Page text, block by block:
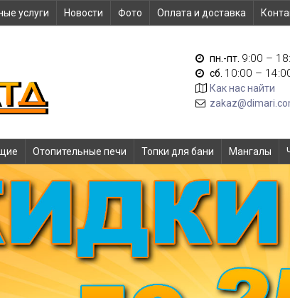
услуги Новости Фото Оплата и доставка
пн.-пт. 9:00 –
сб. 10:00 –
Как нас найти
Отопительные печи Топки для бани Мангалы